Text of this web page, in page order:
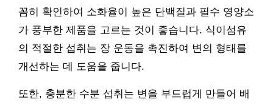
꼼히 확인하여 소화율이 높은 단백질과 필수 영양소
가 풍부한 제품을 고르는 것이 좋습니다. 식이섬유
의 적절한 섭취는 장 운동을 촉진하여 변의 형태를
개선하는 데 도움을 줍니다.
또한, 충분한 수분 섭취는 변을 부드럽게 만들어 배